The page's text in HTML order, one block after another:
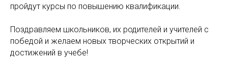
пройдут курсы по повышению квалификации.
Поздравляем школьников, их родителей и учителей с
победой и желаем новых творческих открытий и
достижений в учебе!